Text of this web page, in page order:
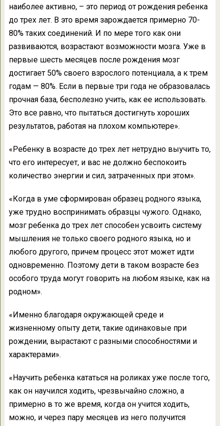
наиболее активно, – это период от рождения ребенка
до трех лет. В это время зарождается примерно 70-
80% таких соединений. И по мере того как они
развиваются, возрастают возможности мозга. Уже в
первые шесть месяцев после рождения мозг
достигает 50% своего взрослого потенциала, а к трем
годам — 80%. Если в первые три года не образовалась
прочная база, бесполезно учить, как ее использовать.
Это все равно, что пытаться достигнуть хороших
результатов, работая на плохом компьютере».
«Ребенку в возрасте до трех лет нетрудно выучить то,
что его интересует, и вас не должно беспокоить
количество энергии и сил, затраченных при этом».
«Когда в уме сформирован образец родного языка,
уже трудно воспринимать образцы чужого. Однако,
мозг ребенка до трех лет способен усвоить систему
мышления не только своего родного языка, но и
любого другого, причем процесс этот может идти
одновременно. Поэтому дети в таком возрасте без
особого труда могут говорить на любом языке, как на
родном».
«Именно благодаря окружающей среде и
жизненному опыту дети, такие одинаковые при
рождении, вырастают с разными способностями и
характерами».
«Научить ребенка кататься на роликах уже после того,
как он научился ходить, чрезвычайно сложно, а
примерно в то же время, когда он учится ходить,
можно, и через пару месяцев из него получится